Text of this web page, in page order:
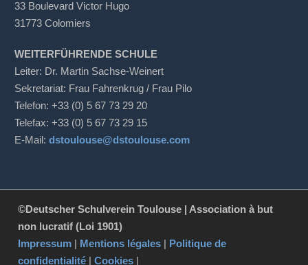
33 Boulevard Victor Hugo
31773 Colomiers
WEITERFÜHRENDE SCHULE
Leiter: Dr. Martin Sachse-Weinert
Sekretariat: Frau Fahrenkrug / Frau Pilo
Telefon: +33 (0) 5 67 73 29 20
Telefax: +33 (0) 5 67 73 29 15
E-Mail:dstoulouse@dstoulouse.com
©Deutscher Schulverein Toulouse | Association à but
non lucratif (Loi 1901)
Impressum | Mentions légales | Politique de
confidentialité |Cookies |